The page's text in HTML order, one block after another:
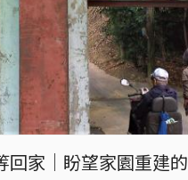
發決策的安全性與正當
推薦閱讀：
樂生療養院與新莊捷運
捷運闖天關｜樂生療養
捷運掛急診｜樂生療養
回家｜盼望家園重建